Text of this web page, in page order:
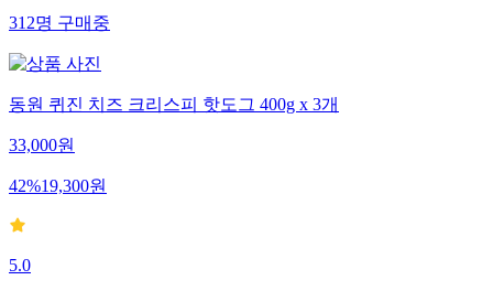
312명구매중
동원 퀴진 치즈 크리스피 핫도그 400g x 3개
33,000원
42%19,300원
5.0